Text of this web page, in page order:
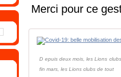
Merci pour ce
D epuis deux mois, les Lions
fin mars, les Lions clubs de tout